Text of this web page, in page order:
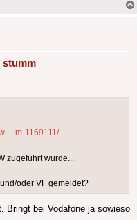
stumm
... m-1169111/
zugeführt wurde...
oder VF gemeldet?
Bringt bei Vodafone ja sowieso